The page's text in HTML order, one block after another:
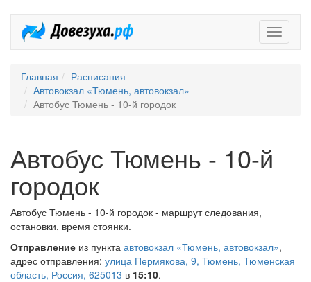
Главная
Расписания
Автовокзал «Тюмень, автовокзал»
Автобус Тюмень - 10-й городок
Автобус Тюмень - 10-й
городок
Автобус Тюмень - 10-й городок - маршрут следования,
остановки, время стоянки.
Отправление из пункта автовокзал «Тюмень, автовокзал»,
адрес отправления: улица Пермякова, 9, Тюмень, Тюменская
область, Россия, 625013 в 15:10.